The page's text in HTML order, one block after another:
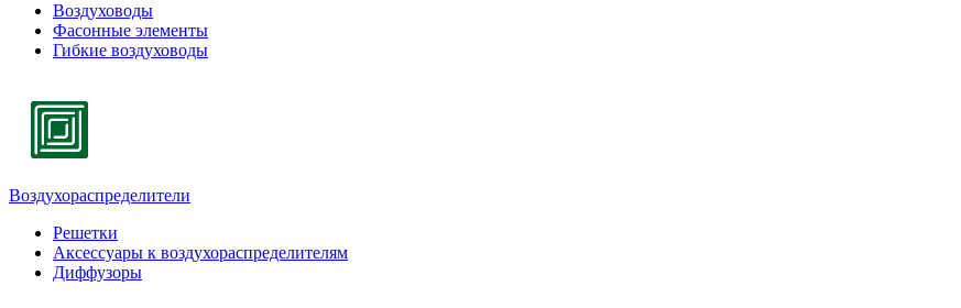
Воздуховоды
Фасонные элементы
Гибкие воздуховоды
Воздухораспределители
Решетки
Аксессуары к воздухораспределителям
Диффузоры